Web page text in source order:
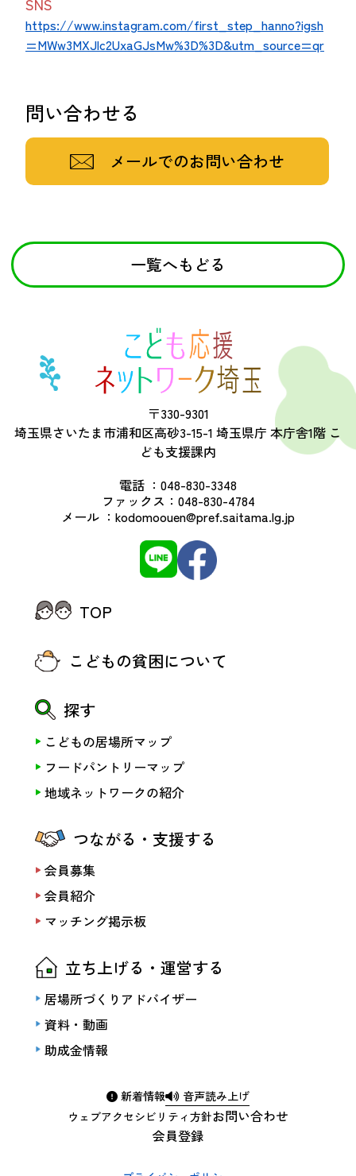
https://www.instagram.com/first_step_hanno?igsh
=MWw3MXJlc2UxaGJsMw%3D%3D&utm_source=qr
問い合わせる
メールでのお問い合わせ
一覧へもどる
〒330-9301
埼玉県さいたま市浦和区高砂3-15-1 埼玉県庁 本庁舎1階 こ
ども支援課内
電話 ： 048-830-3348
ファックス： 048-830-4784
メール ： kodomoouen@pref.saitama.lg.jp
新着情報 音声読み上げ
会員登録
お問い合わせ
ウェブアクセシビリティ方針
TOP
こどもの貧困について
探す
こどもの居場所マップ
フードパントリーマップ
地域ネットワークの紹介
つながる・支援する
会員募集
会員紹介
マッチング掲示板
立ち上げる・運営する
居場所づくりアドバイザー
資料・動画
助成金情報